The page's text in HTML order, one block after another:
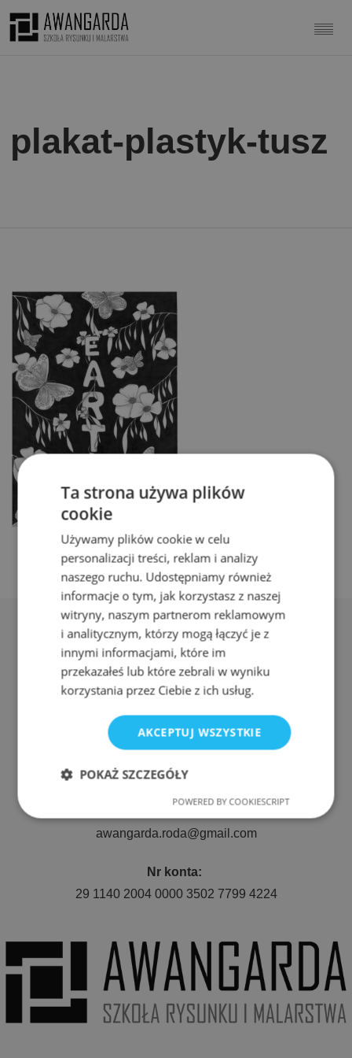
plakat-plastyk-tusz
Adres:
ul. Nyska 61a, Wrocław 50-505
Telefon:
511 080 423
awangarda.roda@gmail.com
Nr konta:
29 1140 2004 0000 3502 7799 4224
Ta strona używa plików
cookie
Używamy plików cookie w celu
personalizacji treści, reklam i analizy
naszego ruchu. Udostępniamy również
informacje o tym, jak korzystasz z naszej
witryny, naszym partnerom reklamowym
i analitycznym, którzy mogą łączyć je z
innymi informacjami, które im
przekazałeś lub które zebrali w wyniku
korzystania przez Ciebie z ich usług.
AKCEPTUJ WSZYSTKIE
POKAŻ SZCZEGÓŁY
Wydajność
Targetowanie Funkcjonalność
Niezbędne Wydajność
Targetowanie
Funkcjonalność
POWERED BY COOKIESCRIPT